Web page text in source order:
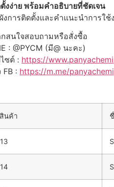
งง่าย พร้อมคำอธิบายที่ชัดเจน
งการติดตั้งและคำแนะนำการใ
สนใจสอบถามหรือสั่งซื้อ
: @PYCM (มี@ นะคะ)
ซต์ : https://
: https://m.me/
นค้า